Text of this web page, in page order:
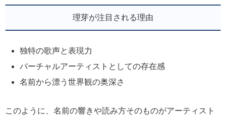
理芽が注目される理由
独特の歌声と表現力
バーチャルアーティストとしての存在感
名前から漂う世界観の奥深さ
このように、名前の響きや読み方そのものがアーティスト